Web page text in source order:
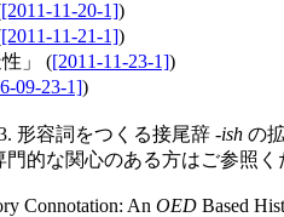
[2011-11-20-1])
[2011-11-21-1])
」 ([2011-11-23-1])
09-23-1])
形容詞をつくる接尾辞 -ish の
的な関心のある方はご参照く
Connotation: An OED Based